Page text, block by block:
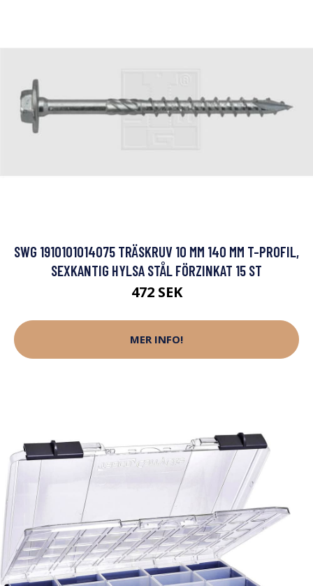
SWG 1910101014075 TRÄSKRUV 10 MM 140 MM T-PROFIL,
SEXKANTIG HYLSA STÅL FÖRZINKAT 15 ST
472 SEK
MER INFO!